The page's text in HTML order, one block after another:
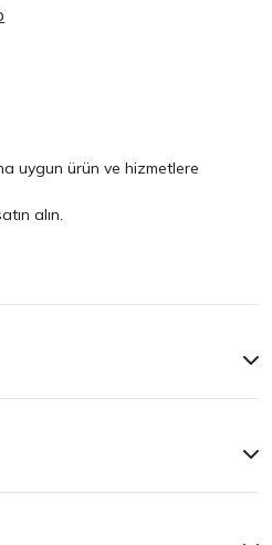
uygun ürün ve hizmetlere
alın.